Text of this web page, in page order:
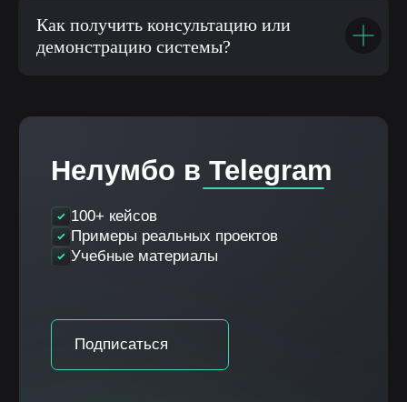
Как получить консультацию или
демонстрацию системы?